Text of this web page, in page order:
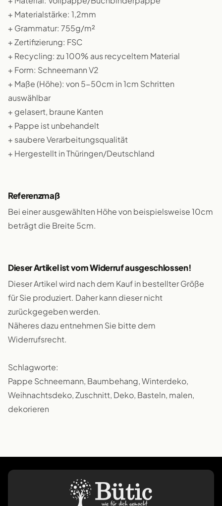
+ Materialstärke: 1,2mm
+ Grammatur: 755g/m²
+ Zertifizierung: FSC
+ Recycling: zu 100% aus recyceltem Material
+ Form: Schneemann V2
+ Maße (Höhe): von 5-50cm in 1cm Schritten
auswählbar
+ gelasert, braune Kanten
+ Pappe ist unbehandelt
+ saubere Verarbeitungsqualität
+ Hergestellt in Thüringen/Deutschland
Referenzmaß
Bei einer ausgewählten Höhe von beispielsweise 10cm
beträgt die Breite 5cm.
Dieser Artikel ist vom Widerruf ausgeschlossen!
Dieser Artikel wird nach dem Kauf in bestellter Größe
für Sie produziert. Daher kann dieser nicht
zurückgegeben werden.
Näheres dazu entnehmen Sie bitte dem
Widerrufsrecht.
Schlagworte:
Pappe Schneemann, Baumbehang, Winterdeko,
Weihnachtsdeko, Zuschnitt, Deko, Basteln, malen,
dekorieren